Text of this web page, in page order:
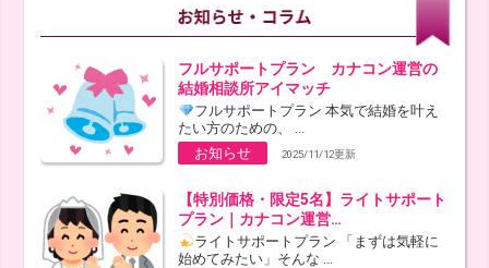
フルサポートプラン カナコン運営の
結婚相談所アイマッチ
フルサポートプラン 本気で結婚を叶え
たい方のための、 ...
お知らせ
2025/11/12更新
【特別価格・限定5名】ライトサポート
プラン｜カナコン運営…
ライトサポートプラン 「まずは気軽に
始めてみたい」そんな ...